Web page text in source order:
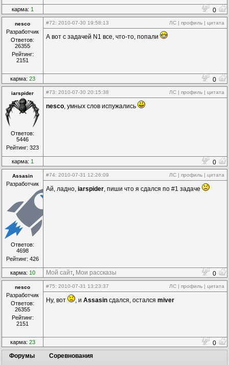
карма: 1 0
nesco
Разработчик
Ответов:
26355
Рейтинг:
2151
#72: 2010-07-30 19:58:13 ЛС | профиль | цитата
А вот с задачей N1 все, что-то, попали
карма: 23 0
iarspider
Ответов:
5446
Рейтинг: 323
#73: 2010-07-30 20:15:38 ЛС | профиль | цитата
nesco, умных слов испужались
карма: 1 0
Assasin
Разработчик
Ответов:
4698
Рейтинг: 426
#74: 2010-07-31 12:26:09 ЛС | профиль | цитата
Ай, ладно, iarspider, пиши что я сдался по #1 задаче
карма: 10 Мой сайт, Мои рассказы 0
nesco
Разработчик
Ответов:
26355
Рейтинг:
2151
#75: 2010-07-31 13:23:37 ЛС | профиль | цитата
Ну, вот , и Assasin сдался, остался miver
карма: 23
0
Форумы
Соревнования